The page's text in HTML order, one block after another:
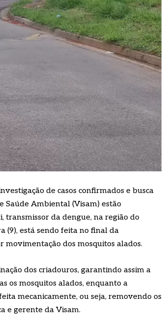
de casos confirmados e busca
Saúde Ambiental (Visam) estão
transmissor da dengue, na região do
(9), está sendo feita no final da
dos mosquitos alados.
dos criadouros, garantindo assim a
os mosquitos alados, enquanto a
mecanicamente, ou seja, removendo os
e gerente da Visam.